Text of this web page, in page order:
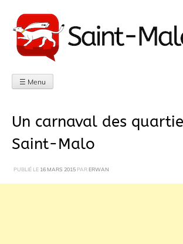
au
contenu
☰ Menu
Un carnaval des
Saint-Malo
PUBLIÉ LE 16 MARS 2015 PARERWAN